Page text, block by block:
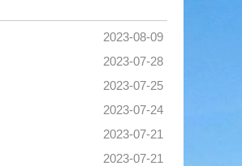
2023-08-09
2023-07-28
2023-07-25
2023-07-24
2023-07-21
2023-07-21